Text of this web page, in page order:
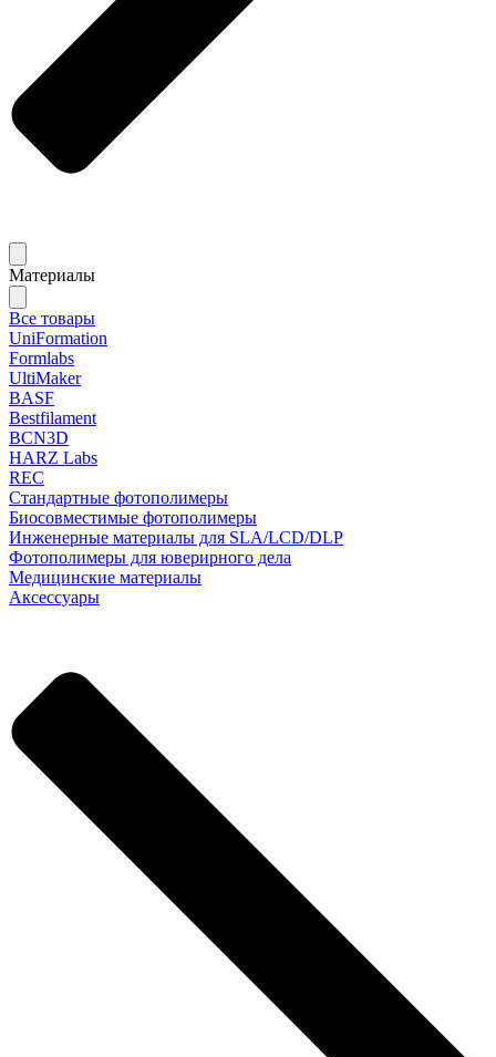
Материалы
Все товары
UniFormation
Formlabs
UltiMaker
BASF
Bestfilament
BCN3D
HARZ Labs
REC
Стандартные фотополимеры
Биосовместимые фотополимеры
Инженерные материалы для SLA/LCD/DLP
Фотополимеры для юверирного дела
Медицинские материалы
Аксессуары